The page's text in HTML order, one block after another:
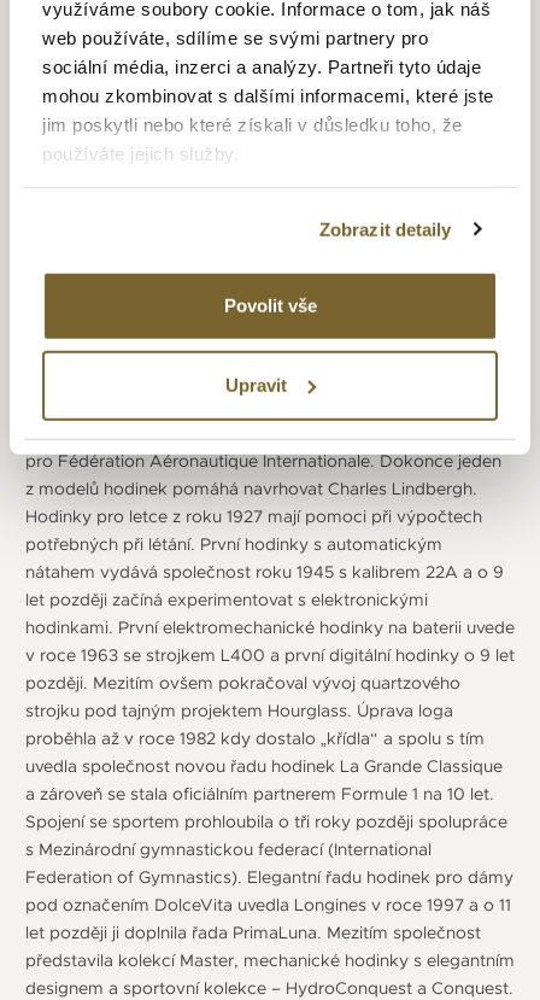
využíváme soubory cookie. Informace o tom, jak náš
web používáte, sdílíme se svými partnery pro
sociální média, inzerci a analýzy. Partneři tyto údaje
mohou zkombinovat s dalšími informacemi, které jste
jim poskytli nebo které získali v důsledku toho, že
používáte jejich služby.
Zobrazit detaily
Povolit vše
Upravit
Počátky společnosti se datují do roku 1832, kdy v Saint-Imier
začal podnikat Auguste Agassiz. V roce 1852 se připojil
do společnosti ekonom a Agassiziho synovec Ernest
Francillon. Další spojení proběhlo roku 1983 se Swatch
Group. Rozrůstající se výroba si vyžádala v roce 1867
založení továrny v místě, kterému se říkalo Es Longines.
Celosvětově si nechala společnost registrovat logo a název
vlastní strojek, kalibr 20A, který používal natahovací
na světové výstavě v Paříži. Dalším oceněním byla výhra
ceny v Grand Prix s kapesními hodinkami La Renommée.
pro Fédération Aéronautique Internationale. Dokonce jeden
z modelů hodinek pomáhá navrhovat Charles Lindbergh.
Hodinky pro letce z roku 1927 mají pomoci při výpočtech
potřebných při létání. První hodinky s automatickým
nátahem vydává společnost roku 1945 s kalibrem 22A a o 9
let později začíná experimentovat s elektronickými
hodinkami. První elektromechanické hodinky na baterii uvede
v roce 1963 se strojkem L400 a první digitální hodinky o 9 let
později. Mezitím ovšem pokračoval vývoj quartzového
strojku pod tajným projektem Hourglass. Úprava loga
proběhla až v roce 1982 kdy dostalo „křídla“ a spolu s tím
uvedla společnost novou řadu hodinek La Grande Classique
a zároveň se stala oficiálním partnerem Formule 1 na 10 let.
Spojení se sportem prohloubila o tři roky později spolupráce
s Mezinárodní gymnastickou federací (International
Federation of Gymnastics). Elegantní řadu hodinek pro dámy
pod označením DolceVita uvedla Longines v roce 1997 a o 11
let později ji doplnila řada PrimaLuna. Mezitím společnost
představila kolekcí Master, mechanické hodinky s elegantním
designem a sportovní kolekce – HydroConquest a Conquest.